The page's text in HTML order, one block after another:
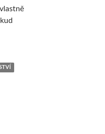
aneb Filosofická cesta